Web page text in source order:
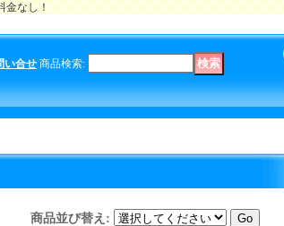
なし！
い合せ 商品検索:
商品並び替え :